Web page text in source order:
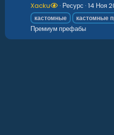
Xacku
Ресурс 14 Ноя
кастомные
кастомные
Премиум префабы